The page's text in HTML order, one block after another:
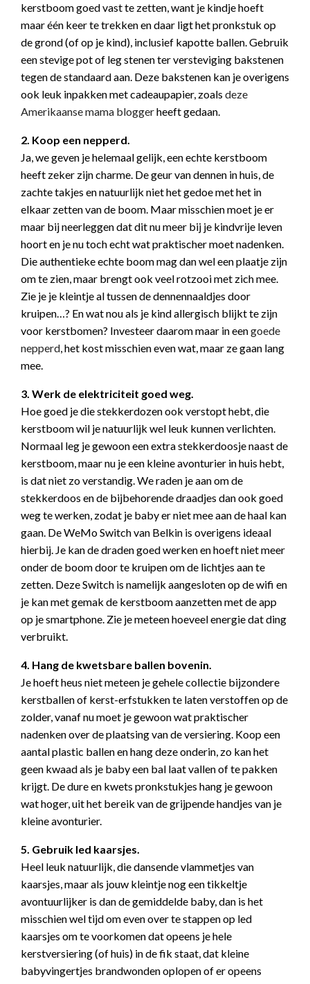
kerstboom goed vast te zetten, want je kindje hoeft
maar één keer te trekken en daar ligt het pronkstuk op
de grond (of op je kind), inclusief kapotte ballen. Gebruik
een stevige pot of leg stenen ter versteviging bakstenen
tegen de standaard aan. Deze bakstenen kan je overigens
ook leuk inpakken met cadeaupapier, zoals deze
Amerikaanse mama bloggerheeft gedaan.
2. Koop een nepperd.
Ja, we geven je helemaal gelijk, een echte kerstboom
heeft zeker zijn charme. De geur van dennen in huis, de
zachte takjes en natuurlijk niet het gedoe met het in
elkaar zetten van de boom. Maar misschien moet je er
maar bij neerleggen dat dit nu meer bij je kindvrije leven
hoort en je nu toch echt wat praktischer moet nadenken.
Die authentieke echte boom mag dan wel een plaatje zijn
om te zien, maar brengt ook veel rotzooi met zich mee.
Zie je je kleintje al tussen de dennennaaldjes door
kruipen…? En wat nou als je kind allergisch blijkt te zijn
voor kerstbomen? Investeer daarom maar in eengoede
nepperd, het kost misschien even wat, maar ze gaan lang
mee.
3. Werk de elektriciteit goed weg.
Hoe goed je die stekkerdozen ook verstopt hebt, die
kerstboom wil je natuurlijk wel leuk kunnen verlichten.
Normaal leg je gewoon een extra stekkerdoosje naast de
kerstboom, maar nu je een kleine avonturier in huis hebt,
is dat niet zo verstandig. We raden je aan om de
stekkerdoos en de bijbehorende draadjes dan ook goed
weg te werken, zodat je baby er niet mee aan de haal kan
gaan. De WeMo Switch van Belkin is overigens ideaal
hierbij. Je kan de draden goed werken en hoeft niet meer
onder de boom door te kruipen om de lichtjes aan te
zetten. Deze Switch is namelijk aangesloten op de wifi en
je kan met gemak de kerstboom aanzetten met de app
op je smartphone. Zie je meteen hoeveel energie dat ding
verbruikt.
4. Hang de kwetsbare ballen bovenin.
Je hoeft heus niet meteen je gehele collectie bijzondere
kerstballen of kerst-erfstukken te laten verstoffen op de
zolder, vanaf nu moet je gewoon wat praktischer
nadenken over de plaatsing van de versiering. Koop een
aantal plastic ballen en hang deze onderin, zo kan het
geen kwaad als je baby een bal laat vallen of te pakken
krijgt. De dure en kwets pronkstukjes hang je gewoon
wat hoger, uit het bereik van de grijpende handjes van je
kleine avonturier.
5. Gebruik led kaarsjes.
Heel leuk natuurlijk, die dansende vlammetjes van
kaarsjes, maar als jouw kleintje nog een tikkeltje
avontuurlijker is dan de gemiddelde baby, dan is het
misschien wel tijd om even over te stappen op led
kaarsjes om te voorkomen dat opeens je hele
kerstversiering (of huis) in de fik staat, dat kleine
babyvingertjes brandwonden oplopen of er opeens